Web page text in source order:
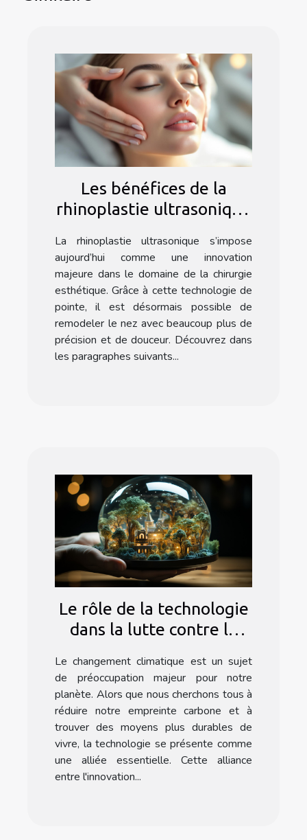
Les bénéfices de la
rhinoplastie ultrasonique
La rhinoplastie ultrasonique s’impose
aujourd’hui comme une innovation
majeure dans le domaine de la chirurgie
esthétique. Grâce à cette technologie de
pointe, il est désormais possible de
remodeler le nez avec beaucoup plus de
précision et de douceur. Découvrez dans
les paragraphes suivants...
Le rôle de la technologie
dans la lutte contre le
Le changement climatique est un sujet
de préoccupation majeur pour notre
planète. Alors que nous cherchons tous à
réduire notre empreinte carbone et à
trouver des moyens plus durables de
vivre, la technologie se présente comme
une alliée essentielle. Cette alliance
entre l'innovation...